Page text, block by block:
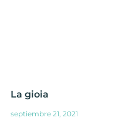
La gioia
septiembre 21, 2021